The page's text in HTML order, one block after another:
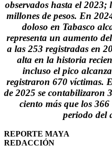
observados hasta el
millones de pesos. En
doloso en Tabasco
representa un aumento
a las 253 registradas en
alta en la historia
incluso el pico
registraron 670 víctimas.
de 2025 se contabilizaron
ciento más que los
periodo del
REPORTE MAYA
REDACCIÓN